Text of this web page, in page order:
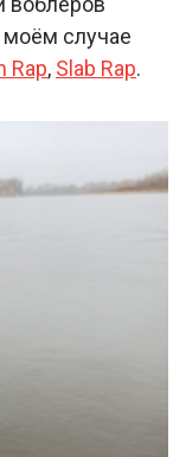
моём случае
Rap, Slab Rap.